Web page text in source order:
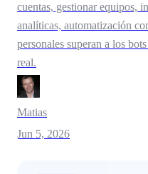
cuentas, gestionar equipos,
analíticas, automatización
personales superan a los
real.
Matias
Jun 5, 2026